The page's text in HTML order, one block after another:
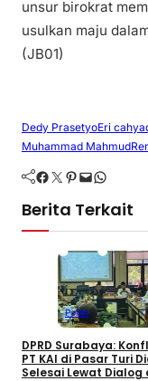
unsur birokrat
usulkan maju
(JB01)
Dedy PrasetyoEri
Muhammad Mahmud
Facebook Twitter Pinterest Mail WhatsApp
Berita Terkait
Politik
DPRD Surabaya:
PT KAI di Pasar Turi
Selesai Lewat Dialog